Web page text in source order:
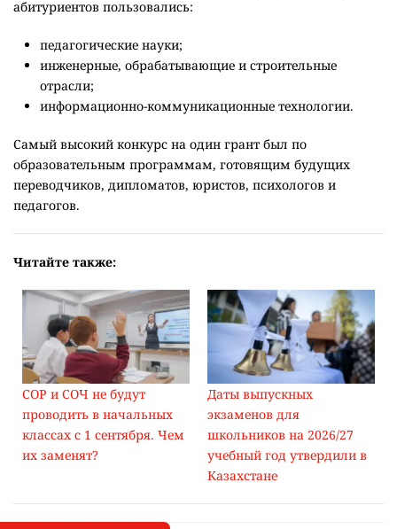
абитуриентов пользовались:
педагогические науки;
инженерные, обрабатывающие и строительные
отрасли;
информационно-коммуникационные технологии.
Самый высокий конкурс на один грант был по
образовательным программам, готовящим будущих
переводчиков, дипломатов, юристов, психологов и
педагогов.
Читайте также:
СОР и СОЧ не будут
проводить в начальных
классах с 1 сентября. Чем
их заменят?
Даты выпускных
экзаменов для
школьников на 2026/27
учебный год утвердили в
Казахстане